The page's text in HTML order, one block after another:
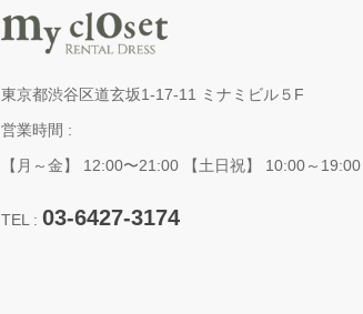
東京都渋谷区道玄坂1-17-11 ミナミビル５F
営業時間 :
【月～金】 12:00〜21:00 【土日祝】 10:00～19:00
TEL : 03-6427-3174